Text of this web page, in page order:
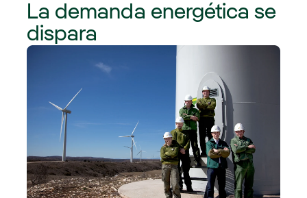
La demanda energética se
dispara